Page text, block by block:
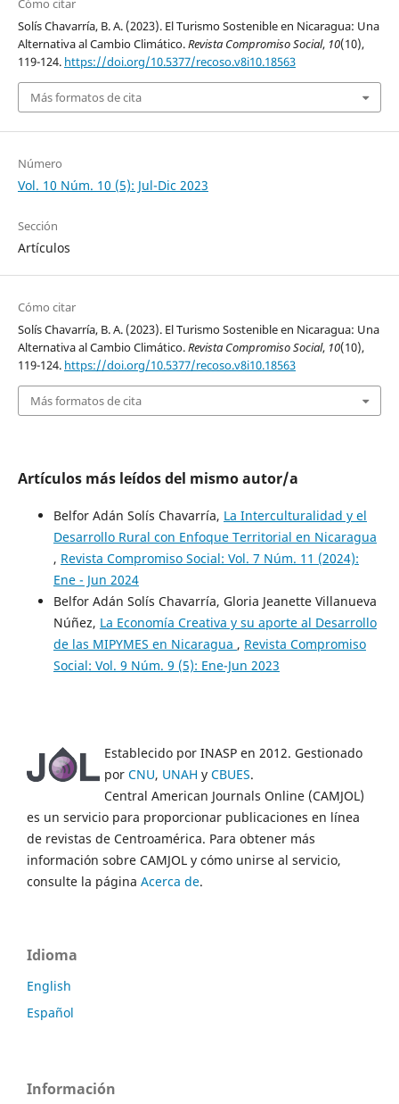
Cómo citar
Solís Chavarría, B. A. (2023). El Turismo Sostenible en Nicaragua: Una
Alternativa al Cambio Climático.Revista Compromiso Social, 10(10),
119-124. https://doi.org/10.5377/recoso.v8i10.18563
Más formatos de cita
Número
Vol. 10 Núm. 10 (5): Jul-Dic 2023
Sección
Artículos
Cómo citar
Solís Chavarría, B. A. (2023). El Turismo Sostenible en Nicaragua: Una
Alternativa al Cambio Climático.Revista Compromiso Social, 10(10),
119-124. https://doi.org/10.5377/recoso.v8i10.18563
Más formatos de cita
Artículos más leídos del mismo autor/a
Belfor Adán Solís Chavarría, La Interculturalidad y el
Desarrollo Rural con Enfoque Territorial en Nicaragua
, Revista Compromiso Social: Vol. 7 Núm. 11 (2024):
Ene - Jun 2024
Belfor Adán Solís Chavarría, Gloria Jeanette Villanueva
Núñez, La Economía Creativa y su aporte al Desarrollo
de las MIPYMES en Nicaragua , Revista Compromiso
Social: Vol. 9 Núm. 9 (5): Ene-Jun 2023
Establecido por INASP en 2012. Gestionado
por CNU, UNAH y CBUES.
Central American Journals Online (CAMJOL)
es un servicio para proporcionar publicaciones en línea
de revistas de Centroamérica. Para obtener más
información sobre CAMJOL y cómo unirse al servicio,
consulte la página Acerca de.
Idioma
English
Español
Información